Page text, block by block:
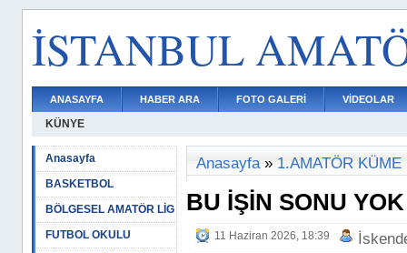
İSTANBUL
ANASAYFA HABER ARA FOTO GALERİ VİDEOLAR
KÜNYE
Anasayfa
BASKETBOL
BÖLGESEL AMATÖR LİG
FUTBOL OKULU
Anasayfa» 1.AMATÖR KÜME
BU İŞİN SONU YOK
11 Haziran 2026, 18:39